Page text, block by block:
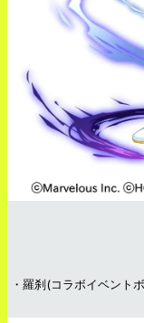
・羅刹(コラボイベント